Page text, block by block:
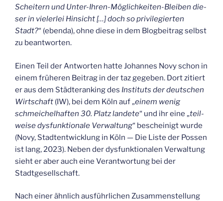
Schei­tern und Unter-Ihren-Mög­lich­kei­ten-Blei­ben die­
ser in vie­ler­lei Hin­sicht […] doch so pri­vi­le­gier­ten
Stadt?“ (eben­da), ohne die­se in dem Blog­bei­trag selbst
zu beantworten.
Einen Teil der Ant­wor­ten hat­te Johan­nes Novy schon in
einem frü­he­ren Bei­trag in der taz gege­ben. Dort zitiert
er aus dem Städ­te­ran­king des Insti­tuts der deut­schen
Wirt­schaft (IW), bei dem Köln auf „einem wenig
schmei­chel­haf­ten 30. Platz lan­de­te“ und ihr eine „teil­
wei­se dys­funk­tio­na­le Ver­wal­tung“ beschei­nigt wur­de
(Novy, Stadt­ent­wick­lung in Köln — Die Lis­te der Pos­sen
ist lang, 2023). Neben der dys­funk­tio­na­len Ver­wal­tung
sieht er aber auch eine Ver­ant­wor­tung bei der
Stadtgesellschaft.
Nach einer ähn­lich aus­führ­li­chen Zusam­men­stel­lung